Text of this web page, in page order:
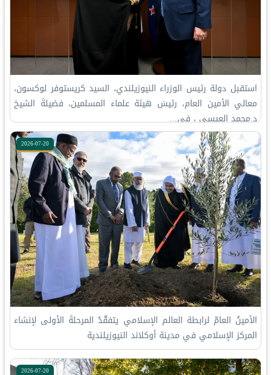
استقبل دولة رئيس الوزراء النيوزيلندي، السيد كريستوفر لوكسون،
معالي الأمين العام، رئيسَ هيئة علماء المسلمين، فضيلةَ الشيخ
د.⁧‫محمد العيسى‬⁩ ‬⁩، في…
2026-07-20
الأمينُ العامّ لرابطة العالم الإسلامي يتفقّدُ المرحلةَ الأولى لإنشاء
المركز الإسلامي في مدينة أوكلاند النيوزيلندية
2026-07-20